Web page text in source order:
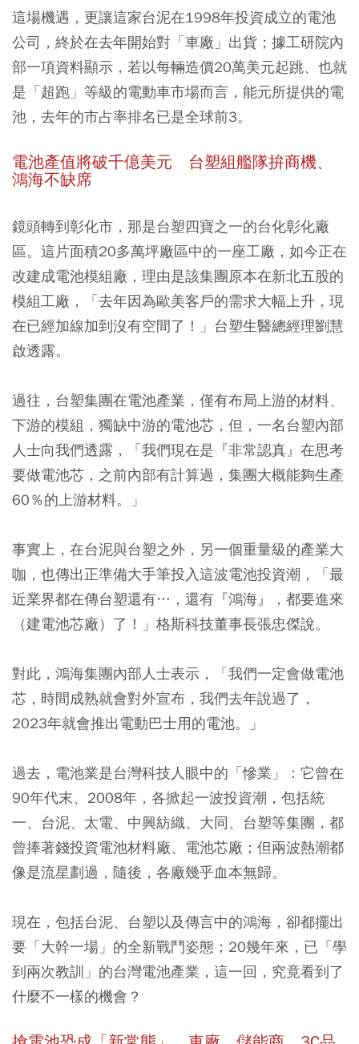
這場機遇，更讓這家台泥在1998年投資成立的電池
公司，終於在去年開始對「車廠」出貨；據工研院內
部一項資料顯示，若以每輛造價20萬美元起跳、也就
是「超跑」等級的電動車市場而言，能元所提供的電
池，去年的市占率排名已是全球前3。
電池產值將破千億美元 台塑組艦隊拚商機、
鴻海不缺席
鏡頭轉到彰化市，那是台塑四寶之一的台化彰化廠
區。這片面積20多萬坪廠區中的一座工廠，如今正在
改建成電池模組廠，理由是該集團原本在新北五股的
模組工廠，「去年因為歐美客戶的需求大幅上升，現
在已經加線加到沒有空間了！」台塑生醫總經理劉慧
啟透露。
過往，台塑集團在電池產業，僅有布局上游的材料、
下游的模組，獨缺中游的電池芯，但，一名台塑內部
人士向我們透露，「我們現在是『非常認真』在思考
要做電池芯，之前內部有計算過，集團大概能夠生產
60％的上游材料。」
事實上，在台泥與台塑之外，另一個重量級的產業大
咖，也傳出正準備大手筆投入這波電池投資潮，「最
近業界都在傳台塑還有…，還有『鴻海』，都要進來
（建電池芯廠）了！」格斯科技董事長張忠傑說。
對此，鴻海集團內部人士表示，「我們一定會做電池
芯，時間成熟就會對外宣布，我們去年說過了，
2023年就會推出電動巴士用的電池。」
過去，電池業是台灣科技人眼中的「慘業」：它曾在
90年代末、2008年，各掀起一波投資潮，包括統
一、台泥、太電、中興紡織、大同、台塑等集團，都
曾捧著錢投資電池材料廠、電池芯廠；但兩波熱潮都
像是流星劃過，隨後，各廠幾乎血本無歸。
現在，包括台泥、台塑以及傳言中的鴻海，卻都擺出
要「大幹一場」的全新戰鬥姿態；20幾年來，已「學
到兩次教訓」的台灣電池產業，這一回，究竟看到了
什麼不一樣的機會？